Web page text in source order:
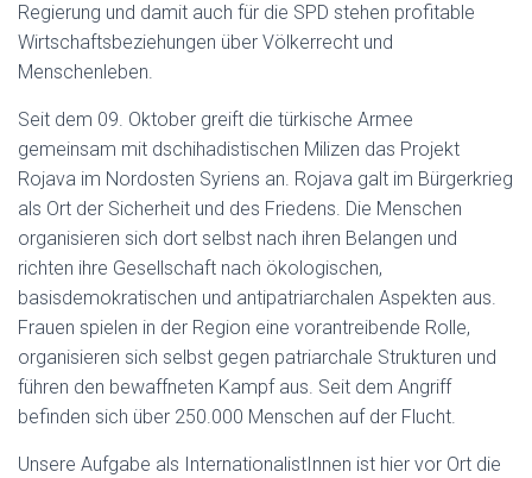
Regierung und damit auch für die SPD stehen profitable
Wirtschaftsbeziehungen über Völkerrecht und
Menschenleben.
Seit dem 09. Oktober greift die türkische Armee
gemeinsam mit dschihadistischen Milizen das Projekt
Rojava im Nordosten Syriens an. Rojava galt im Bürgerkrieg
als Ort der Sicherheit und des Friedens. Die Menschen
organisieren sich dort selbst nach ihren Belangen und
richten ihre Gesellschaft nach ökologischen,
basisdemokratischen und antipatriarchalen Aspekten aus.
Frauen spielen in der Region eine vorantreibende Rolle,
organisieren sich selbst gegen patriarchale Strukturen und
führen den bewaffneten Kampf aus. Seit dem Angriff
befinden sich über 250.000 Menschen auf der Flucht.
Unsere Aufgabe als InternationalistInnen ist hier vor Ort die